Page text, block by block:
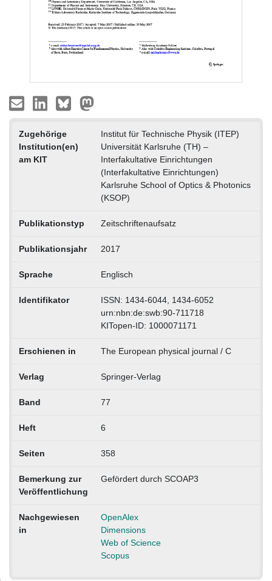
Zugehörige
Institution(en)
am KIT
Institut für Technische Physik (ITEP)
Universität Karlsruhe (TH) –
Interfakultative Einrichtungen
(Interfakultative Einrichtungen)
Karlsruhe School of Optics & Photonics
(KSOP)
Publikationstyp Zeitschriftenaufsatz
Publikationsjahr 2017
Sprache Englisch
Identifikator
ISSN: 1434-6044, 1434-6052
urn:nbn:de:swb:90-711718
KITopen-ID: 1000071171
Erschienen in The European physical journal / C
Verlag Springer-Verlag
Band 77
Heft 6
Seiten 358
Bemerkung zur
Veröffentlichung
Gefördert durch SCOAP3
Nachgewiesen
in
OpenAlex
Dimensions
Web of Science
Scopus